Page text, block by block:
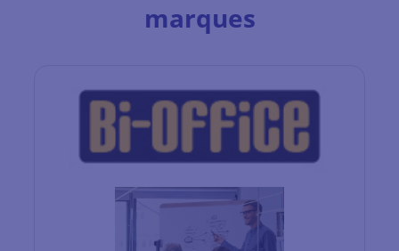
marques